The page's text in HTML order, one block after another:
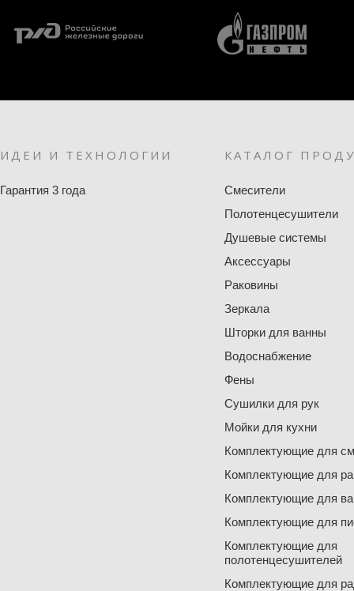
ИДЕИ И ТЕХНОЛОГИИ
Гарантия 3 года
КАТАЛОГ
Смесители
Полотенцесушители
Душевые системы
Аксессуары
Раковины
Зеркала
Шторки для ванны
Водоснабжение
Фены
Сушилки для рук
Мойки для кухни
Комплектующие для
Комплектующие для
Комплектующие для
Комплектующие для
Комплектующие для
полотенцесушителей
Комплектующие для